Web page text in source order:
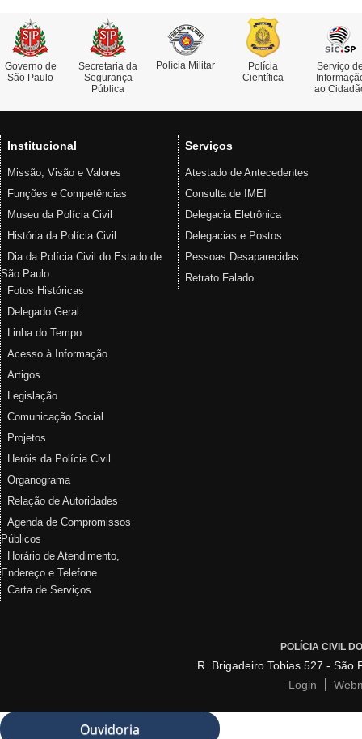
Governo de
São Paulo
Secretaria da
Segurança
Pública
Polícia Militar
Polícia
Científica
Serviço
ao
Institucional
Missão, Visão e Valores
Funções e Competências
Museu da Polícia Civil
História da Polícia Civil
Dia da Polícia Civil do Estado de
São Paulo
Fotos Históricas
Delegado Geral
Linha do Tempo
Acesso à Informação
Artigos
Legislação
Comunicação Social
Projetos
Heróis da Polícia Civil
Organograma
Relação de Autoridades
Agenda de Compromissos
Públicos
Horário de Atendimento,
Endereço e Telefone
Carta de Serviços
Serviços
Atestado de Antecedentes
Consulta de IMEI
Delegacia Eletrônica
Delegacias e Postos
Pessoas Desaparecidas
Retrato Falado
POLÍCIA CIVIL
R. Brigadeiro Tobias 527 - São
Login
Ouvidoria